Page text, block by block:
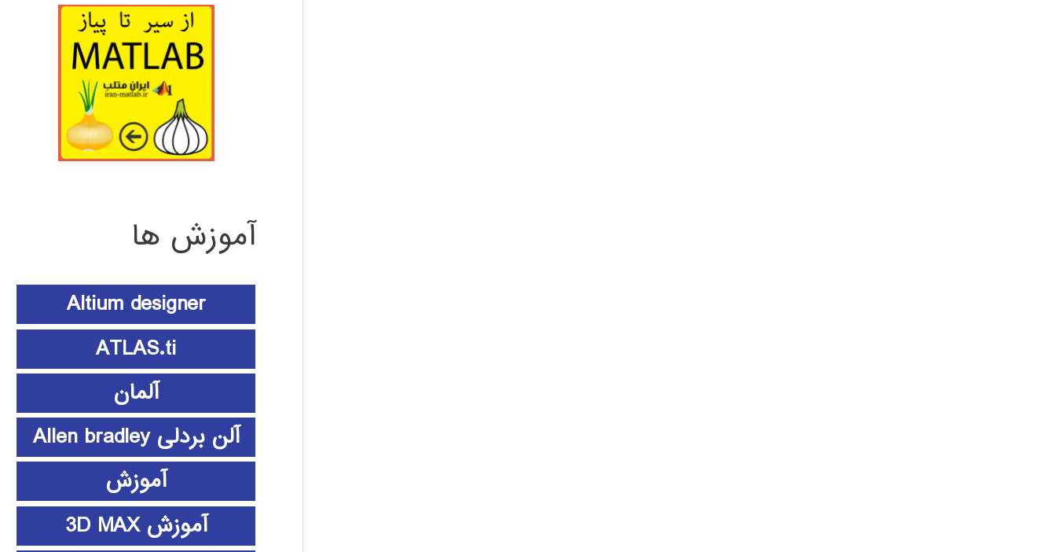
آموزش ها
Altium designer
ATLAS.ti
آلمان
آلن بردلی Allen bradley
آموزش
آموزش 3D MAX